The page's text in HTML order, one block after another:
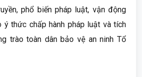
phổ biến pháp luật, vận động
ý thức chấp hành pháp luật và tích
trào toàn dân bảo vệ an ninh Tổ